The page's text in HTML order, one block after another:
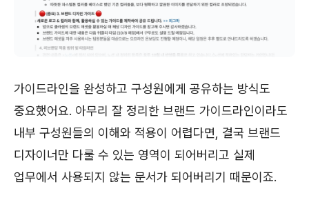
가이드라인을 완성하고 구성원에게 공유하는 방식도
중요했어요. 아무리 잘 정리한 브랜드 가이드라인이라도
내부 구성원들의 이해와 적용이 어렵다면, 결국 브랜드
디자이너만 다룰 수 있는 영역이 되어버리고 실제
업무에서 사용되지 않는 문서가 되어버리기 때문이죠.